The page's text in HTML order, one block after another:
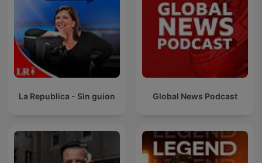
La Republica - Sin guion Global News Podcast